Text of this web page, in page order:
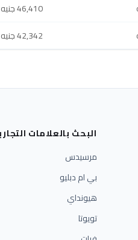
46,410 جنيه
42,342 جنيه
البحث بالعلامات
مرسيدس
بي ام دبليو
هيونداي
تويوتا